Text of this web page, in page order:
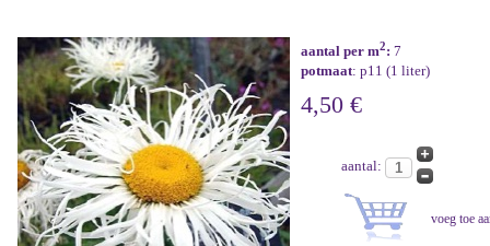
aantal per m2: 7
potmaat: p11 (1 liter)
4,50 €
aantal: